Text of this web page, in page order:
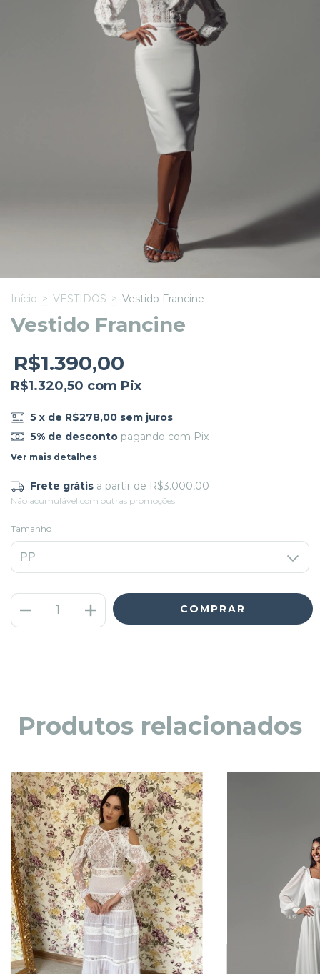
Início > VESTIDOS > Vestido Francine
Vestido Francine
R$1.390,00
R$1.320,50 com Pix
5 x de R$278,00 sem juros
5% de descontopagando com Pix
Ver mais detalhes
Frete grátis a partir de R$3.000,00
Não acumulável com outras promoções
Tamanho
Produtos relacionados